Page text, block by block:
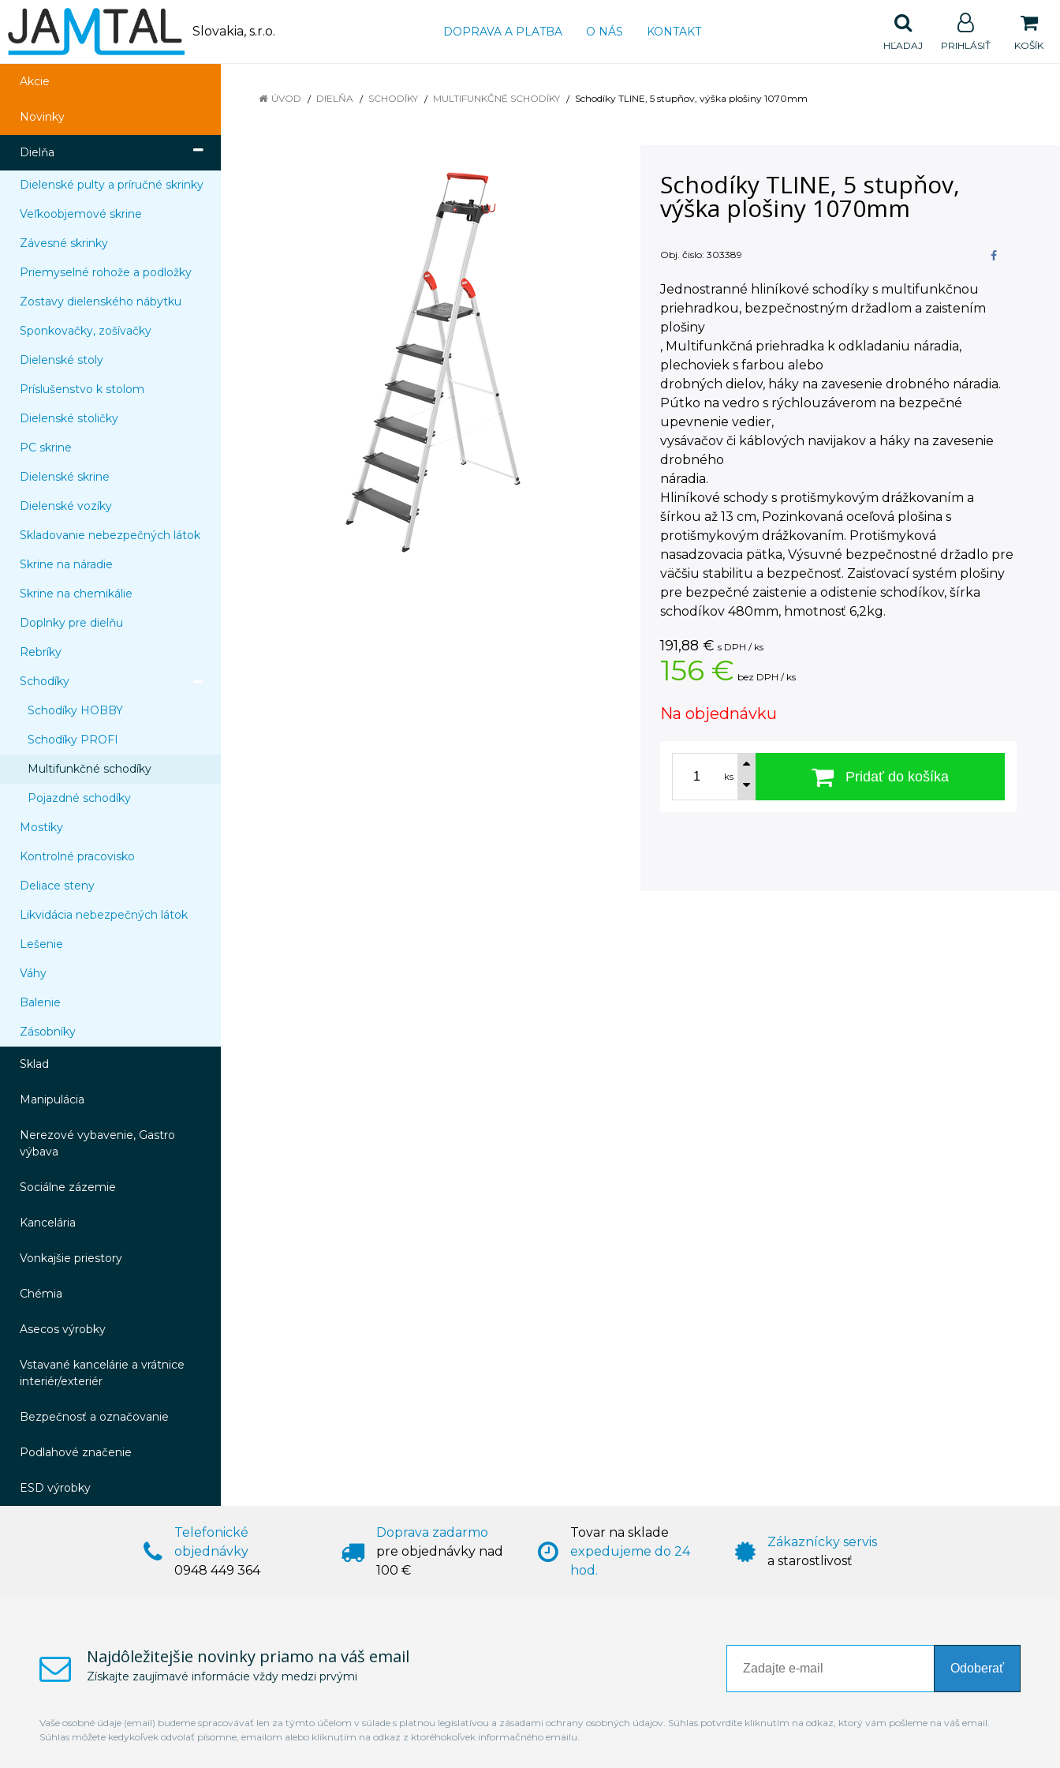
Slovakia, s.r.o. DOPRAVA A PLATBA O NÁS KONTAKT
KOŠÍK
PRIHLÁSIŤ
HĽADAJ
Akcie
Novinky
Dielňa
Dielenské pulty a príručné skrinky
Veľkoobjemové skrine
Závesné skrinky
Priemyselné rohože a podložky
Zostavy dielenského nábytku
Sponkovačky, zošívačky
Dielenské stoly
Príslušenstvo k stolom
Dielenské stoličky
PC skrine
Dielenské skrine
Dielenské vozíky
Skladovanie nebezpečných látok
Skrine na náradie
Skrine na chemikálie
Doplnky pre dielňu
Rebríky
Schodíky
Schodíky HOBBY
Schodíky PROFI
Multifunkčné schodíky
Pojazdné schodíky
Mostíky
Kontrolné pracovisko
Deliace steny
Likvidácia nebezpečných látok
Lešenie
Váhy
Balenie
Zásobníky
Sklad
Manipulácia
Nerezové vybavenie, Gastro
výbava
Sociálne zázemie
Kancelária
Vonkajšie priestory
Chémia
Asecos výrobky
Vstavané kancelárie a vrátnice
interiér/exteriér
Bezpečnosť a označovanie
Podlahové značenie
ESD výrobky
ÚVOD DIELŇA SCHODÍKY MULTIFUNKČNÉ SCHODÍKY Schodíky TLINE, 5 stupňov, výška plošiny 1070mm
Schodíky TLINE, 5 stupňov,
výška plošiny 1070mm
Obj. čislo: 303389
Jednostranné hliníkové schodíky s multifunkčnou
priehradkou, bezpečnostným držadlom a zaistením
plošiny
, Multifunkčná priehradka k odkladaniu náradia,
plechoviek s farbou alebo
drobných dielov, háky na zavesenie drobného náradia.
Pútko na vedro s rýchlouzáverom na bezpečné
upevnenie vedier,
vysávačov či káblových navijakov a háky na zavesenie
drobného
náradia.
Hliníkové schody s protišmykovým drážkovaním a
šírkou až 13 cm, Pozinkovaná oceľová plošina s
protišmykovým drážkovaním. Protišmyková
nasadzovacia pätka, Výsuvné bezpečnostné držadlo pre
väčšiu stabilitu a bezpečnosť. Zaisťovací systém plošiny
pre bezpečné zaistenie a odistenie schodíkov, šírka
schodíkov 480mm, hmotnosť 6,2kg.
191,88 € s DPH / ks
156 € bez DPH / ks
Na objednávku
ks Pridať do košíka
Telefonické
objednávky
0948 449 364
Doprava zadarmo
pre objednávky nad
100 €
Tovar na sklade
expedujeme do 24
hod.
Zákaznícky servis
a starostlivosť
Najdôležitejšie novinky priamo na váš email
Získajte zaujímavé informácie vždy medzi prvými
Odoberať
Vaše osobné údaje (email) budeme spracovávať len za týmto účelom v súlade s platnou legislatívou a zásadami ochrany osobných údajov. Súhlas potvrdíte kliknutím na odkaz, ktorý vám pošleme na váš email.
Súhlas môžete kedykoľvek odvolať písomne, emailom alebo kliknutím na odkaz z ktoréhokoľvek informačného emailu.